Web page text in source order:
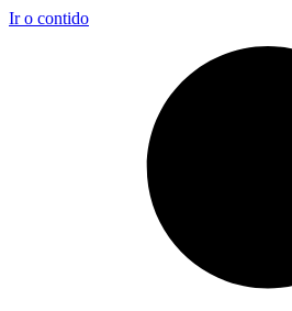
Ir o contido